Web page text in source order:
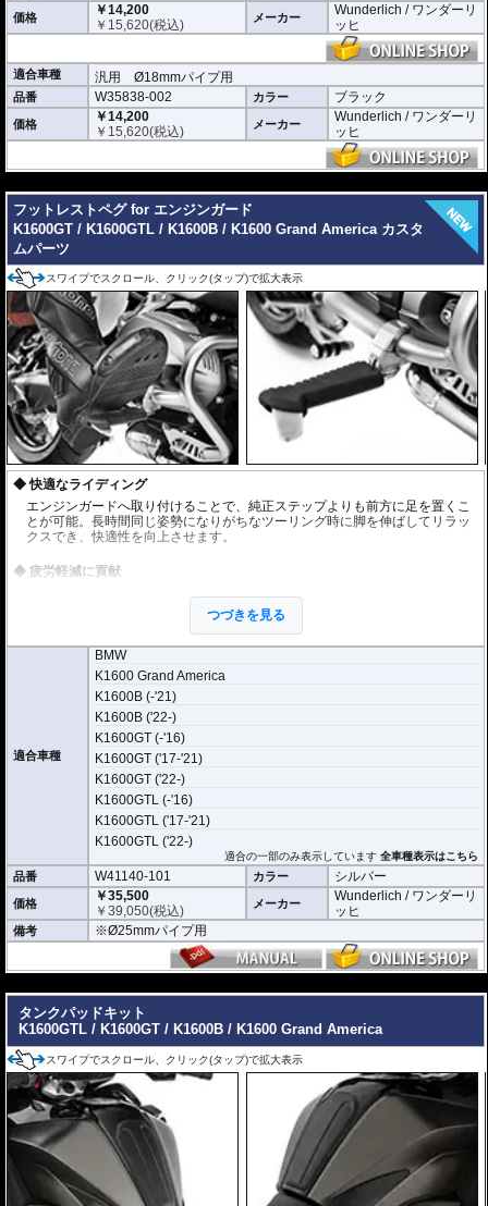
価格
￥14,200
￥ 15,620(税込) メーカー
Wunderlich / ワンダーリ
ッヒ
適合車種 汎用 Ø18mmパイプ用
品番 W35838-002 カラー ブラック
価格
￥14,200
￥ 15,620(税込) メーカー
Wunderlich / ワンダーリ
ッヒ
フットレストペグ for エンジンガード
K1600GT / K1600GTL / K1600B / K1600 Grand America カスタ
ムパーツ
スワイプでスクロール、クリック(タップ)で拡大表示
快適なライディング
エンジンガードへ取り付けることで、純正ステップよりも前方に足を置くこ
とが可能。長時間同じ姿勢になりがちなツーリング時に脚を伸ばしてリラッ
クスでき、快適性を向上させます。
疲労軽減に貢献
ロングツーリングでは膝を曲げた状態が続くため、知らず知らずのうちに脚
へ負担が蓄積します。本製品を使用することで姿勢に変化をつけることがで
き、脚や腰の疲労軽減に役立ちます。
滑り止めラバー付属
フットレスト表面には滑り止めラバーを装備。安定した足掛かりを確保し、
快適な使用感を実現します。
使わない時はコンパクトに収納
折りたたみ式を採用しているため、使用しない時はスマートに収納可能。車
体のスタイリングを損なうことなく装着できます。
直径25mmのエンジンガードであれば装着可能。さまざまな車両で使用でき
る汎用性の高い設計です。
※商品は汎用品となります。事前にお持ちのエンジンガードの直径と取り付け
部分が取付要件を満たしていることをお確かめください。
つづきを見る
適合車種
BMW
K1600 Grand America
K1600B (-'21)
K1600B ('22-)
K1600GT (-'16)
K1600GT ('17-'21)
K1600GT ('22-)
K1600GTL (-'16)
K1600GTL ('17-'21)
K1600GTL ('22-)
適合の一部のみ表示しています全車種表示はこちら
品番 W41140-101 カラー シルバー
価格
￥35,500
￥39,050(税込) メーカー
Wunderlich / ワンダーリ
ッヒ
備考 ※Ø25mmパイプ用
タンクパッドキット
K1600GTL / K1600GT / K1600B / K1600 Grand America
スワイプでスクロール、クリック(タップ)で拡大表示